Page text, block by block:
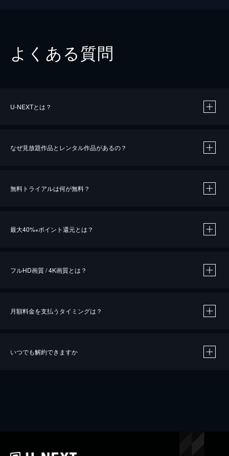
よくある質問
U-NEXTとは？
なぜ見放題作品とレンタル作品があるの？
無料トライアルは何が無料？
最大40%※ポイント還元とは？
※40％ポイント還元の対象は、クレジットカード決済による作品の購入 / レンタルです。
iOSアプリのUコイン決済による作品の購入 / レンタルは、20％のポイント還元です。
フルHD画質 / 4K画質とは？
月額料金を支払うタイミングは？
いつでも解約できますか